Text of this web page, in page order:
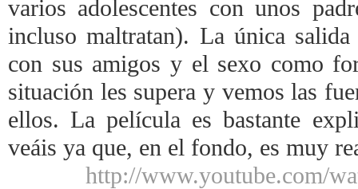
varios adolescentes con unos
incluso maltratan). La única
con sus amigos y el sexo como
situación les supera y vemos las
ellos. La película es bastante
veáis ya que, en el fondo, es muy
http://www.youtube.com/